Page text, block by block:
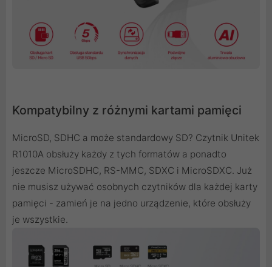
Kompatybilny z różnymi kartami pamięci
MicroSD, SDHC a może standardowy SD? Czytnik Unitek
R1010A obsłuży każdy z tych formatów a ponadto
jeszcze MicroSDHC, RS-MMC, SDXC i MicroSDXC. Już
nie musisz używać osobnych czytników dla każdej karty
pamięci - zamień je na jedno urządzenie, które obsłuży
je wszystkie.